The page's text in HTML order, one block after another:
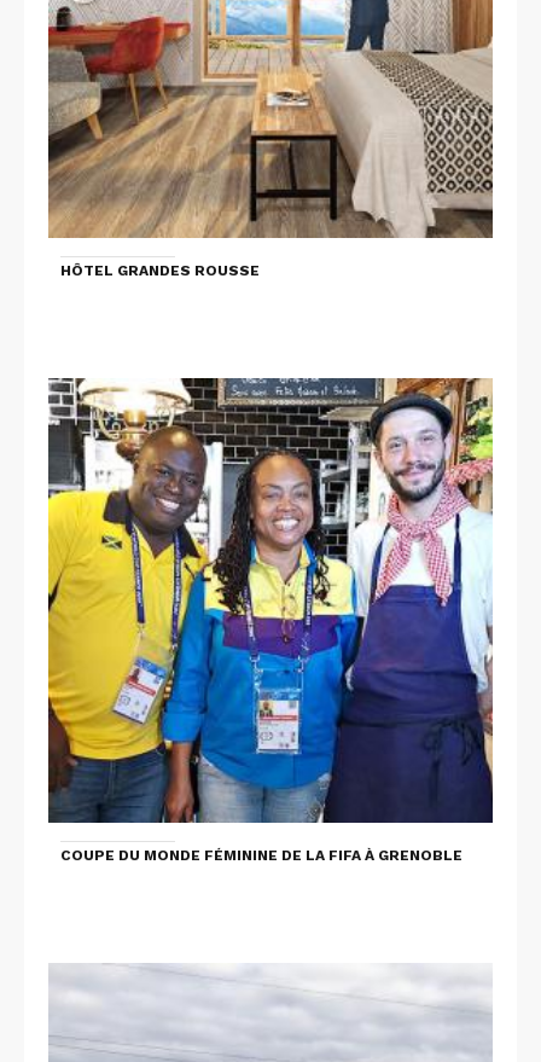
HÔTEL GRANDES ROUSSE
COUPE DU MONDE FÉMININE DE LA FIFA À GRENOBLE